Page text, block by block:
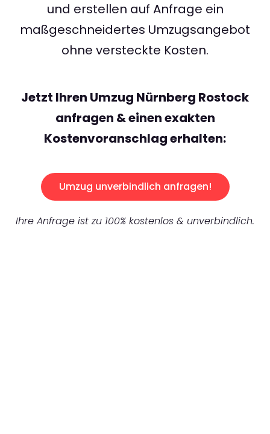
und erstellen auf Anfrage ein
maßgeschneidertes Umzugsangebot
ohne versteckte Kosten.
Jetzt Ihren Umzug Nürnberg Rostock
anfragen & einen exakten
Kostenvoranschlag erhalten:
Umzug unverbindlich anfragen!
Ihre Anfrage ist zu 100% kostenlos & unverbindlich.